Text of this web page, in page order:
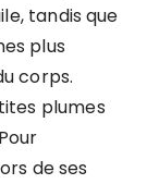
tandis que
plus
corps.
plumes
de ses